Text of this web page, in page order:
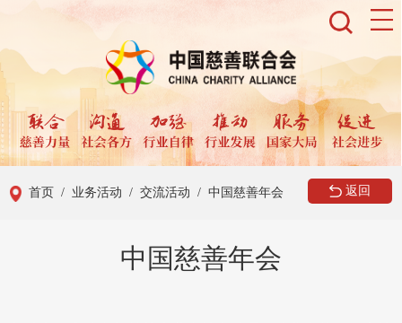
首页 / 业务活动 / 交流活动 / 中国慈善年会 返回
中国慈善年会